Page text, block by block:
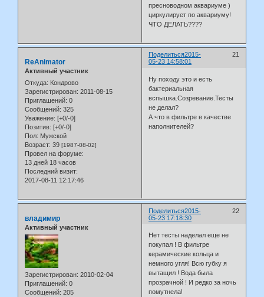
пресноводном аквариуме )
циркулирует по аквариуму!
ЧТО ДЕЛАТЬ????
Поделиться 21
2015-
05-23 14:58:01
ReAnimator
Активный участник
Откуда: Кондрово
Зарегистрирован: 2011-08-15
Приглашений: 0
Сообщений: 325
Уважение: [+0/-0]
Позитив: [+0/-0]
Пол: Мужской
Возраст: 39 [1987-08-02]
Провел на форуме:
13 дней 18 часов
Последний визит:
2017-08-11 12:17:46
Ну походу это и есть
бактериальная
вспышка.Созревание.Тесты
не делал?
А что в фильтре в качестве
наполнителей?
Поделиться 22
2015-
05-23 17:18:30
владимир
Активный участник
Зарегистрирован: 2010-02-04
Приглашений: 0
Сообщений: 205
Нет тесты наделал еще не
покупал ! В фильтре
керамические кольца и
немного угля! Всю губку я
вытащил ! Вода была
прозрачной ! И редко за ночь
помутнела!